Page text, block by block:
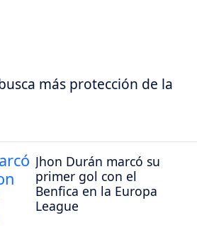
más protección de la
Jhon Durán marcó su
primer gol con el
Benfica en la Europa
League